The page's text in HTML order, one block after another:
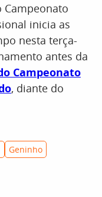
inicia as
nesta terça-
antes da
Campeonato
, diante do
Geninho